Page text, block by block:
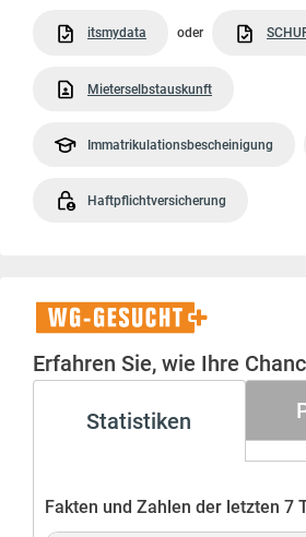
itsmydata oder
Mieterselbstauskunft
Immatrikulationsbescheinigung
Haftpflichtversicherung
WG-
Gesucht+
Erfahren Sie, wie Ihre
Statistiken
Fakten und Zahlen der letzten 7